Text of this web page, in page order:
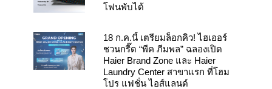
โฟนพับได้
18 ก.ค.นี้ เตรียมล็อกคิว! ไฮเออร์
ชวนกรี๊ด “พีค ภีมพล” ฉลองเปิด
Haier Brand Zone และ Haier
Laundry Center สาขาแรก ที่โฮม
โปร แฟชั่น ไอส์แลนด์